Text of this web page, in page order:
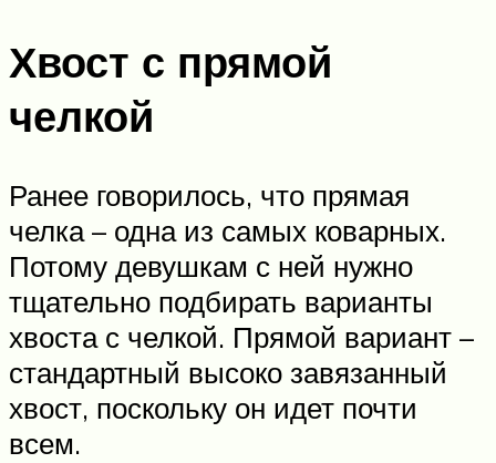
Хвост с прямой
челкой
Ранее говорилось, что прямая
челка – одна из самых коварных.
Потому девушкам с ней нужно
тщательно подбирать варианты
хвоста с челкой. Прямой вариант –
стандартный высоко завязанный
хвост, поскольку он идет почти
всем.